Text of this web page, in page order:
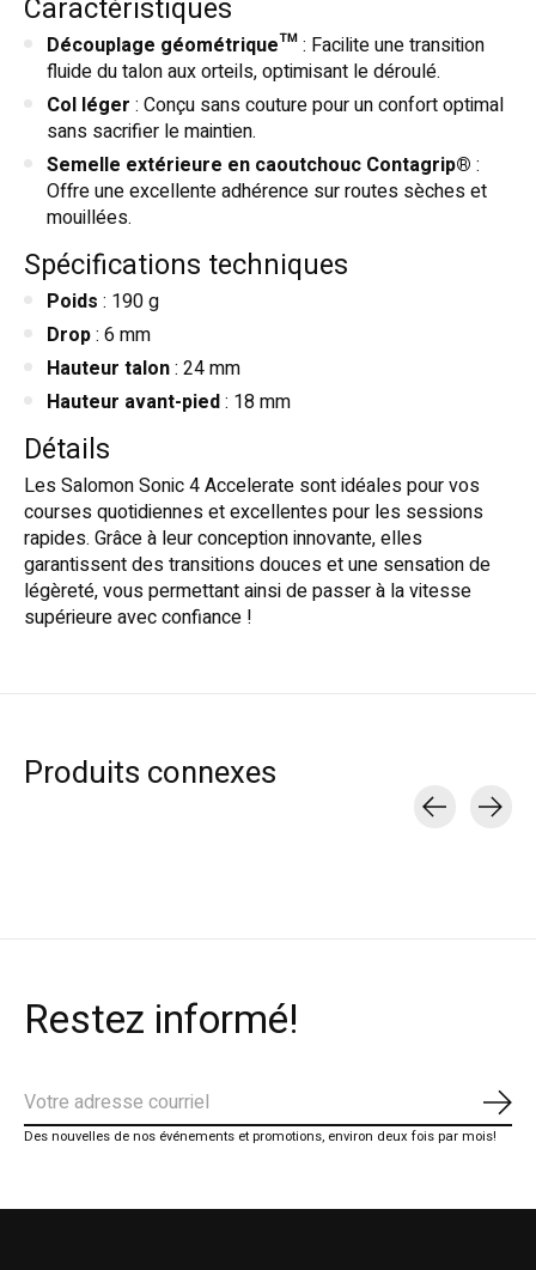
Caractéristiques
Découplage géométrique™: Facilite une transition
fluide du talon aux orteils, optimisant le déroulé.
Col léger : Conçu sans couture pour un confort optimal
sans sacrifier le maintien.
Semelle extérieure en caoutchouc Contagrip® :
Offre une excellente adhérence sur routes sèches et
mouillées.
Spécifications techniques
Poids : 190 g
Drop: 6 mm
Hauteur talon: 24 mm
Hauteur avant-pied: 18 mm
Détails
Les Salomon Sonic 4 Accelerate sont idéales pour vos
courses quotidiennes et excellentes pour les sessions
rapides. Grâce à leur conception innovante, elles
garantissent des transitions douces et une sensation de
légèreté, vous permettant ainsi de passer à la vitesse
supérieure avec confiance !
Produits connexes
Restez informé!
Des nouvelles de nos événements et promotions, environ deux fois par mois!